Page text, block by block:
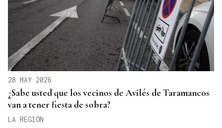
28 MAY 2026
¿Sabe usted que los vecinos de Avilés de Taramancos
van a tener fiesta de sobra?
LA REGIÓN